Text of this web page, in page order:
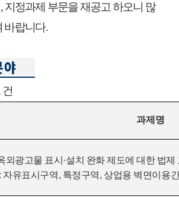
, 지정과제 부문을 재공고 하오니 많
바랍니 다.
야
과제명
외광고물 표시·설치 완화 제도에 대한 법
: 자유표시구역, 특정구역, 상업용 벽면이용